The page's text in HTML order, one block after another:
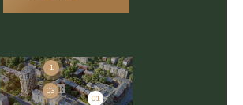
01
1
03